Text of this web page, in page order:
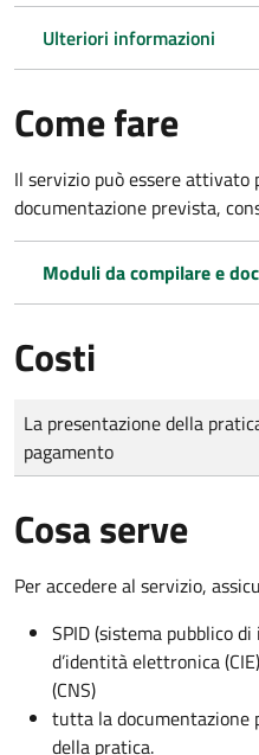
Ulteriori informazioni
Come fare
Il servizio può essere
documentazione prevista,
Moduli da compilare e
Costi
Tipo di pagamento
Importo
La presentazione della
pagamento
Cosa serve
Per accedere al servizio,
SPID (sistema pubblico
d’identità elettronica
(CNS)
tutta la documentazione
della pratica.